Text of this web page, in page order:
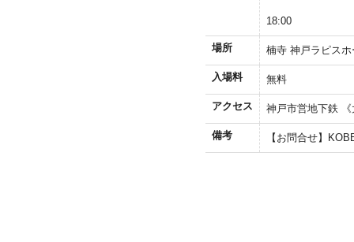
18:00
場所 楠寺 神戸ラピスホ
入場料 無料
アクセス 神戸市営地下鉄
備考 【お問合せ】